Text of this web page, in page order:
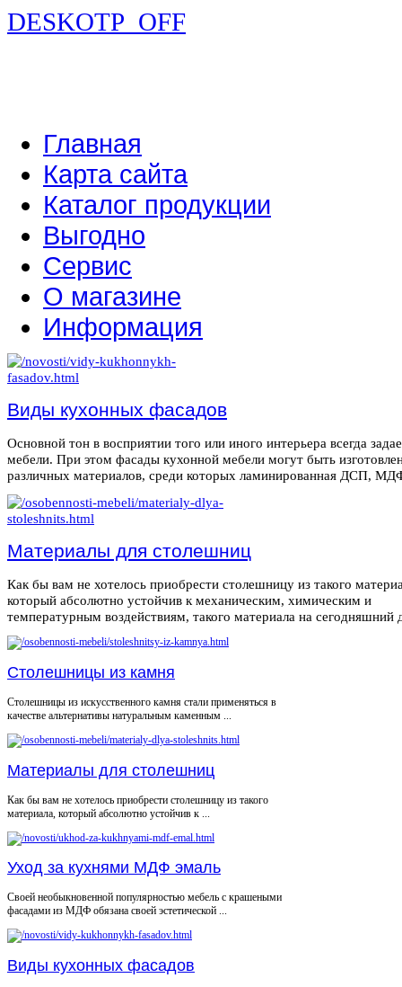
DESKOTP_OFF
Главная
Карта сайта
Каталог продукции
Выгодно
Сервис
О магазине
Информация
Виды кухонных фасадов
Основной тон в восприятии того или иного интерьера всегда
мебели. При этом фасады кухонной мебели могут быть
различных материалов, среди которых ламинированная ДСП,
Материалы для столешниц
Как бы вам не хотелось приобрести столешницу из такого
который абсолютно устойчив к механическим, химическим и
температурным воздействиям, такого материала на сегодняшний
Столешницы из камня
Столешницы из искусственного камня стали применяться в
качестве альтернативы натуральным каменным ...
Материалы для столешниц
Как бы вам не хотелось приобрести столешницу из такого
материала, который абсолютно устойчив к ...
Уход за кухнями МДФ эмаль
Своей необыкновенной популярностью мебель с крашеными
фасадами из МДФ обязана своей эстетической ...
Виды кухонных фасадов